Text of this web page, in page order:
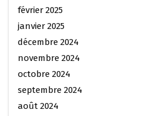
février 2025
janvier 2025
décembre 2024
novembre 2024
octobre 2024
septembre 2024
août 2024